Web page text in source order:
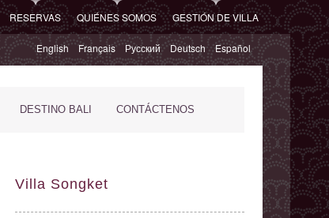
RESERVAS QUIÉNES SOMOS GESTIÓN DE VILLA
English Français Русский Deutsch Español
DESTINO BALI CONTÁCTENOS
Villa Songket